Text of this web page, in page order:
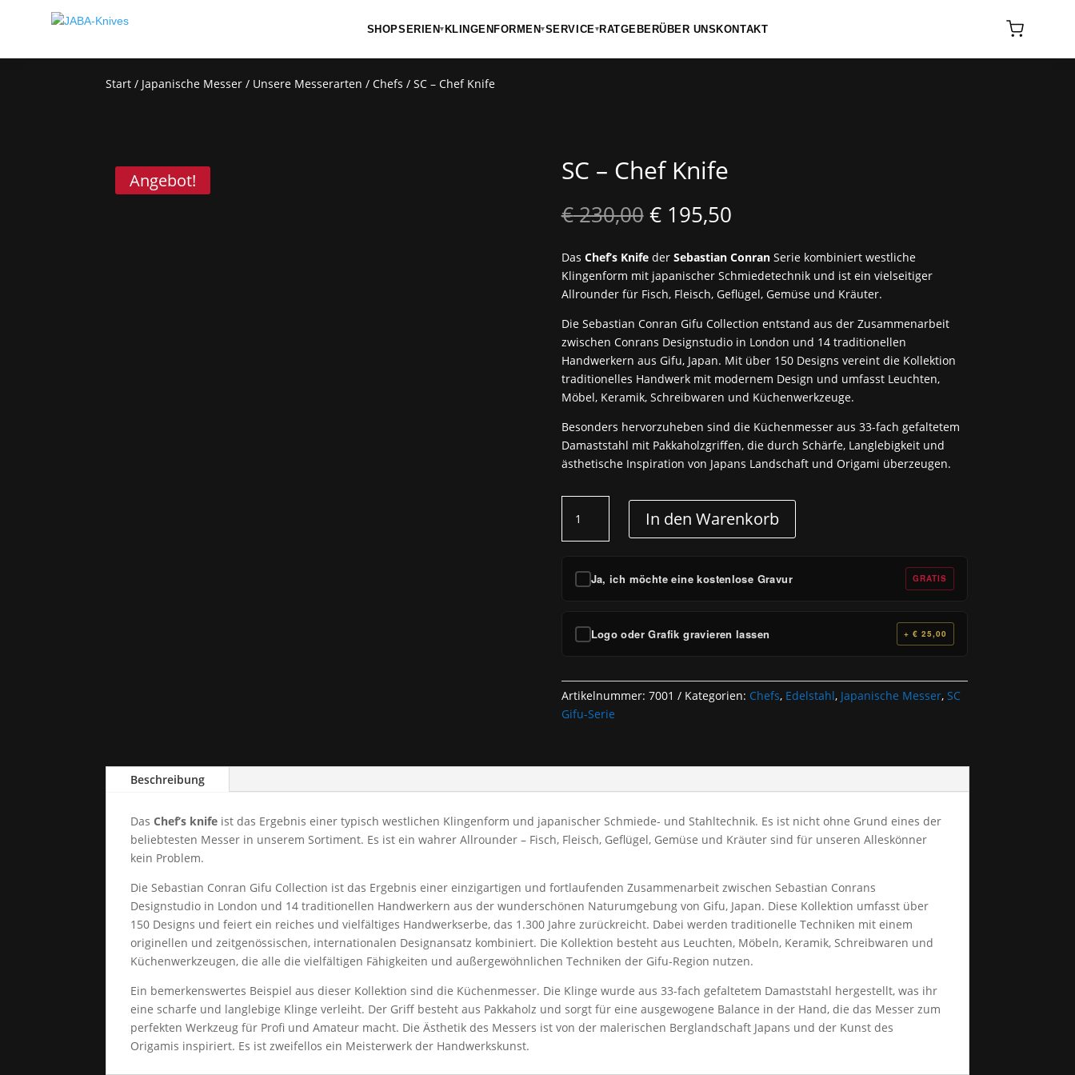
SHOPSERIEN▾KLINGENFORMEN▾SERVICE ▾RATGEBERÜBER UNSKONTAKT
Start / Japanische Messer / Unsere Messerarten / Chefs / SC – Chef Knife
Angebot! SC – Chef Knife
€230,00 Ursprünglicher
Preis
war:
€ 230,00
€195,50Aktueller
ist:
€ 195,50.
Das Chef’s Knifeder Sebastian ConranSerie kombiniert westliche
Klingenform mit japanischer Schmiedetechnik und ist ein vielseitiger
Allrounder für Fisch, Fleisch, Geflügel, Gemüse und Kräuter.
Die Sebastian Conran Gifu Collection entstand aus der Zusammenarbeit
zwischen Conrans Designstudio in London und 14 traditionellen
Handwerkern aus Gifu, Japan. Mit über 150 Designs vereint die Kollektion
traditionelles Handwerk mit modernem Design und umfasst Leuchten,
Möbel, Keramik, Schreibwaren und Küchenwerkzeuge.
Besonders hervorzuheben sind die Küchenmesser aus 33-fach gefaltetem
Damaststahl mit Pakkaholzgriffen, die durch Schärfe, Langlebigkeit und
ästhetische Inspiration von Japans Landschaft und Origami überzeugen.
Chef
Menge
In den Warenkorb
Ja, ich möchte eine kostenlose Gravur GRATIS
Logo oder Grafik gravieren lassen + € 25,00
Artikelnummer: 7001 Kategorien: Chefs, Edelstahl, Japanische Messer, SC
Gifu-Serie
Beschreibung
Das Chef’s knife ist das Ergebnis einer typisch westlichen Klingenform und japanischer Schmiede- und Stahltechnik. Es ist nicht ohne Grund eines der
beliebtesten Messer in unserem Sortiment. Es ist ein wahrer Allrounder – Fisch, Fleisch, Geflügel, Gemüse und Kräuter sind für unseren Alleskönner
kein Problem.
Die Sebastian Conran Gifu Collection ist das Ergebnis einer einzigartigen und fortlaufenden Zusammenarbeit zwischen Sebastian Conrans
Designstudio in London und 14 traditionellen Handwerkern aus der wunderschönen Naturumgebung von Gifu, Japan. Diese Kollektion umfasst über
150 Designs und feiert ein reiches und vielfältiges Handwerkserbe, das 1.300 Jahre zurückreicht. Dabei werden traditionelle Techniken mit einem
originellen und zeitgenössischen, internationalen Designansatz kombiniert. Die Kollektion besteht aus Leuchten, Möbeln, Keramik, Schreibwaren und
Küchenwerkzeugen, die alle die vielfältigen Fähigkeiten und außergewöhnlichen Techniken der Gifu-Region nutzen.
Ein bemerkenswertes Beispiel aus dieser Kollektion sind die Küchenmesser. Die Klinge wurde aus 33-fach gefaltetem Damaststahl hergestellt, was ihr
eine scharfe und langlebige Klinge verleiht. Der Griff besteht aus Pakkaholz und sorgt für eine ausgewogene Balance in der Hand, die das Messer zum
perfekten Werkzeug für Profi und Amateur macht. Die Ästhetik des Messers ist von der malerischen Berglandschaft Japans und der Kunst des
Origamis inspiriert. Es ist zweifellos ein Meisterwerk der Handwerkskunst.